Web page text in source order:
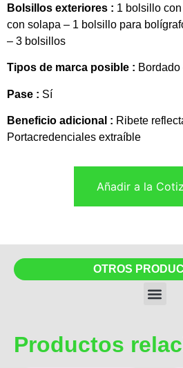
Bolsillos exteriores : 1 bolsillo
con solapa – 1 bolsillo para
– 3 bolsillos
Tipos de marca posible :
Pase : Sí
Beneficio adicional : Ribete
Portacredenciales extraíble
Añadir a la
OTROS
Productos